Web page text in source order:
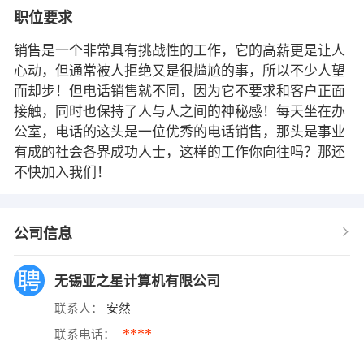
职位要求
销售是一个非常具有挑战性的工作，它的高薪更是让人
心动，但通常被人拒绝又是很尴尬的事，所以不少人望
而却步！但电话销售就不同，因为它不要求和客户正面
接触，同时也保持了人与人之间的神秘感！每天坐在办
公室，电话的这头是一位优秀的电话销售，那头是事业
有成的社会各界成功人士，这样的工作你向往吗？那还
不快加入我们！
公司信息
无锡亚之星计算机有限公司
联系人： 安然
联系电话： ****